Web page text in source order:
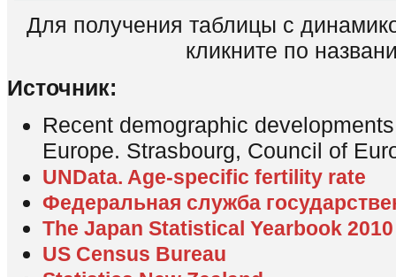
Для получения таблицы с
кликните по
Источник:
Recent demographic
Europe. Strasbourg, Council of
UNData. Age-specific fertility rate
Федеральная служба
The Japan Statistical Yearbook 2010
US Census Bureau